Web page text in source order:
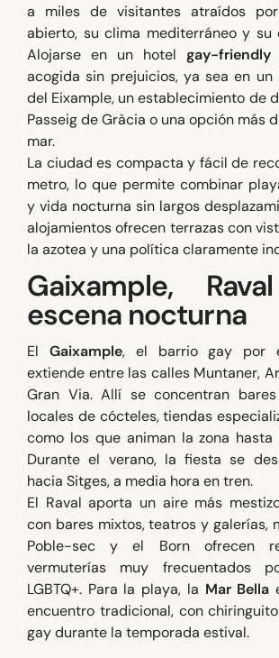
a miles de visitantes atraídos
abierto, su clima mediterráneo y su
Alojarse en un hotel gay-friendly
acogida sin prejuicios, ya sea en
del Eixample, un establecimiento de
Passeig de Gràcia o una opción más
mar.
La ciudad es compacta y fácil de
metro, lo que permite combinar
y vida nocturna sin largos
alojamientos ofrecen terrazas con
la azotea y una política claramente
Gaixample,
escena nocturna
El Gaixample, el barrio gay por
extiende entre las calles Muntaner,
Gran Via. Allí se concentran
locales de cócteles, tiendas
como los que animan la zona hasta
Durante el verano, la fiesta se
hacia Sitges, a media hora en tren.
El Raval aporta un aire más
con bares mixtos, teatros y galerías,
Poble-sec y el Born ofrecen
vermuterías muy frecuentados
LGBTQ+. Para la playa, la Mar Bella
encuentro tradicional, con
gay durante la temporada estival.